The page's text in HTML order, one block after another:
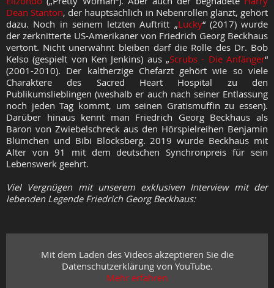
Dean Stanton, der hauptsächlich in Nebenrollen glänzt, gehört
dazu. Noch in seinem letzten Auftritt „Lucky“ (2017) wurde
der zerknitterte US-Amerikaner von Friedrich Georg Beckhaus
vertont. Nicht unerwähnt bleiben darf die Rolle des Dr. Bob
Kelso (gespielt von Ken Jenkins) aus „Scrubs - Die Anfänger“
(2001-2010). Der kaltherzige Chefarzt gehört wie so viele
Charaktere des Sacred Heart Hospital zu den
Publikumslieblingen (weshalb er auch nach seiner Entlassung
noch jeden Tag kommt, um seinen Gratismuffin zu essen).
Darüber hinaus kennt man Friedrich Georg Beckhaus als
Baron von Zwiebelschreck aus den Hörspielreihen Benjamin
Blümchen und Bibi Blocksberg. 2019 wurde Beckhaus mit
Alter von 91 mit dem deutschen Synchronpreis für sein
Lebenswerk geehrt.
Viel Vergnügen mit unserem exklusiven Interview mit der
lebenden Legende Friedrich Georg Beckhaus:
Mit dem Laden des Videos akzeptieren Sie die
Datenschutzerklärung von YouTube.
Mehr erfahren